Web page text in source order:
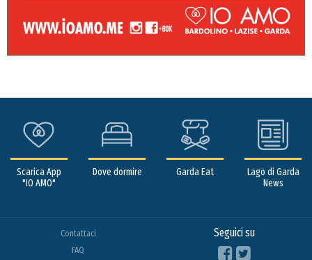
Scarica App
"IO AMO"
Dove dormire Garda Eat
Lago di Garda
News
Contattaci
FAQ
Seguici su